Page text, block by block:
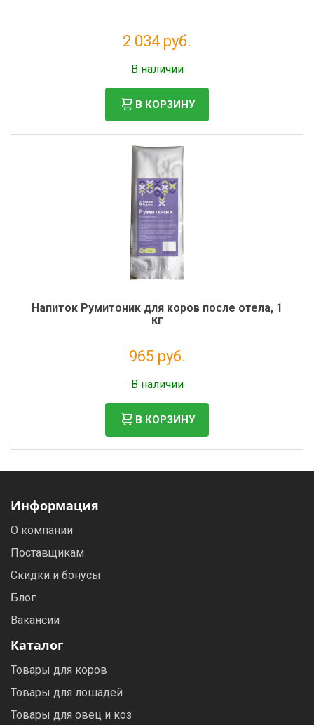
2 034 руб.
В наличии
В КОРЗИНУ
Напиток Румитоник для коров после отела, 1
кг
965 руб.
В наличии
В КОРЗИНУ
Информация
О компании
Поставщикам
Скидки и бонусы
Блог
Вакансии
Каталог
Товары для коров
Товары для лошадей
Товары для овец и коз